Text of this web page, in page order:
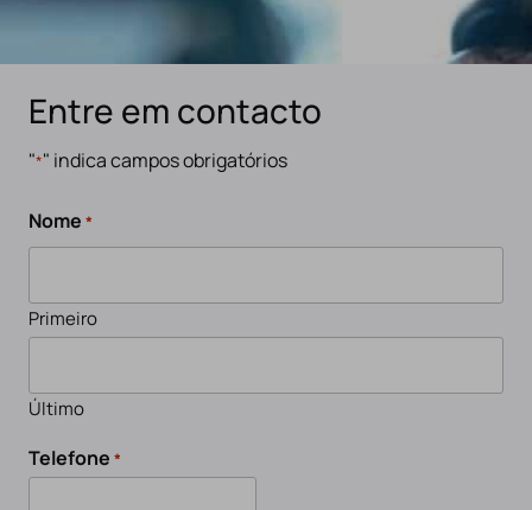
Entre em contacto
"*" indica campos obrigatórios
Nome *
Primeiro
Último
Telefone *